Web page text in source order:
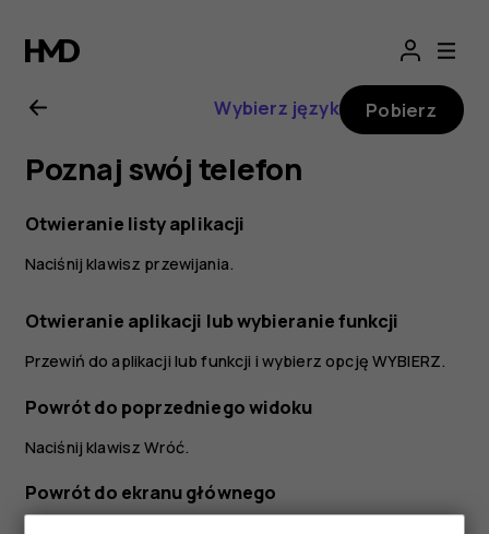
Nokia
2720
—
instrukcja
obsługi
Wybierz język Pobierz
Poznaj swój telefon
Otwieranie listy aplikacji
Naciśnij klawisz przewijania.
Otwieranie aplikacji lub wybieranie funkcji
Przewiń do aplikacji lub funkcji i wybierz opcję WYBIERZ.
Powrót do poprzedniego widoku
Naciśnij klawisz Wróć.
Powrót do ekranu głównego